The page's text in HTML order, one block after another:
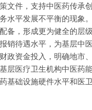
文件，支持中医药传承
水平发展不平衡的现象
备，形成更为健全的层
销待遇水平，为基层中
政资金投入，明确地市
层医疗卫生机构中医药
基础设施硬件水平和医